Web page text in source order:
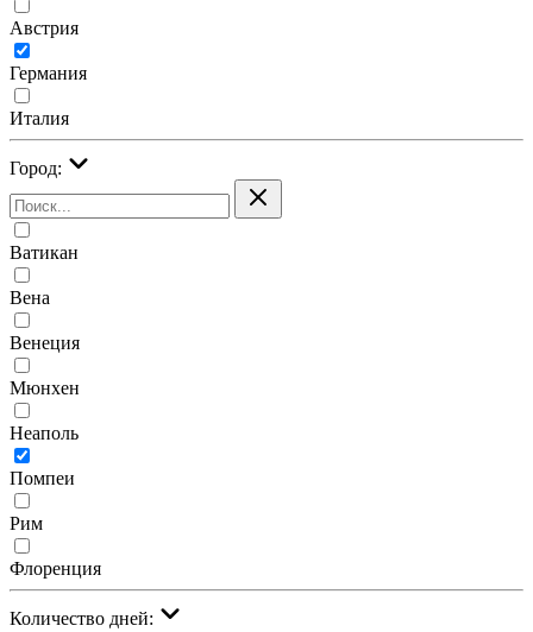
Австрия
Германия
Италия
Город:
Ватикан
Вена
Венеция
Мюнхен
Неаполь
Помпеи
Рим
Флоренция
Количество дней: